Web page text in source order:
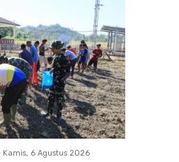
Kamis, 6 Agustus 2026